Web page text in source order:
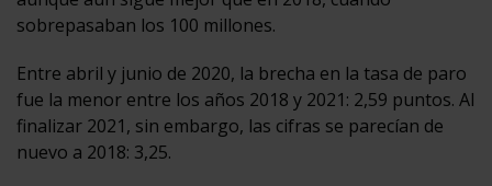
sobrepasaban los 100 millones.
Entre abril y junio de 2020, la brecha en la tasa de paro
fue la menor entre los años 2018 y 2021: 2,59 puntos. Al
finalizar 2021, sin embargo, las cifras se parecían de
nuevo a 2018: 3,25.